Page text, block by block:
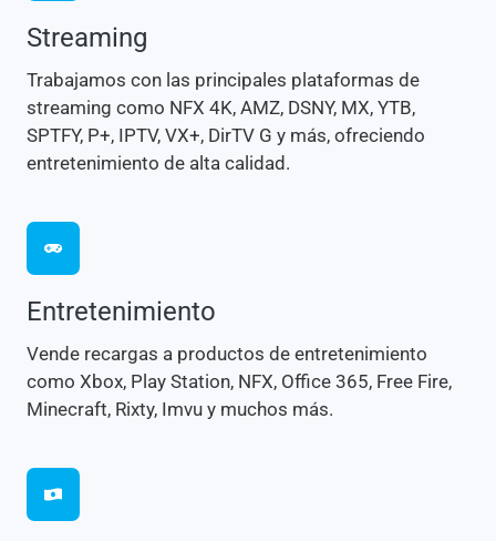
Streaming
Trabajamos con las principales plataformas de
streaming como NFX 4K, AMZ, DSNY, MX, YTB,
SPTFY, P+, IPTV, VX+, DirTV G y más, ofreciendo
entretenimiento de alta calidad.
Entretenimiento
Vende recargas a productos de entretenimiento
como Xbox, Play Station, NFX, Office 365, Free Fire,
Minecraft, Rixty, Imvu y muchos más.